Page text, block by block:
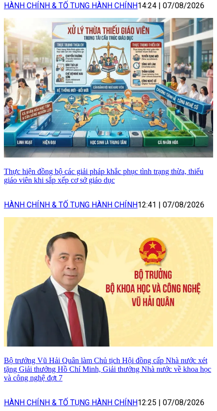
HÀNH CHÍNH & TỐ TỤNG HÀNH CHÍNH14:24 | 07/08/2026
Thực hiện đồng bộ các giải pháp khắc phục tình trạng thừa, thiếu
giáo viên khi sắp xếp cơ sở giáo dục
HÀNH CHÍNH & TỐ TỤNG HÀNH CHÍNH12:41 | 07/08/2026
Bộ trưởng Vũ Hải Quân làm Chủ tịch Hội đồng cấp Nhà nước xét
tặng Giải thưởng Hồ Chí Minh, Giải thưởng Nhà nước về khoa học
và công nghệ đợt 7
HÀNH CHÍNH & TỐ TỤNG HÀNH CHÍNH12:25 | 07/08/2026